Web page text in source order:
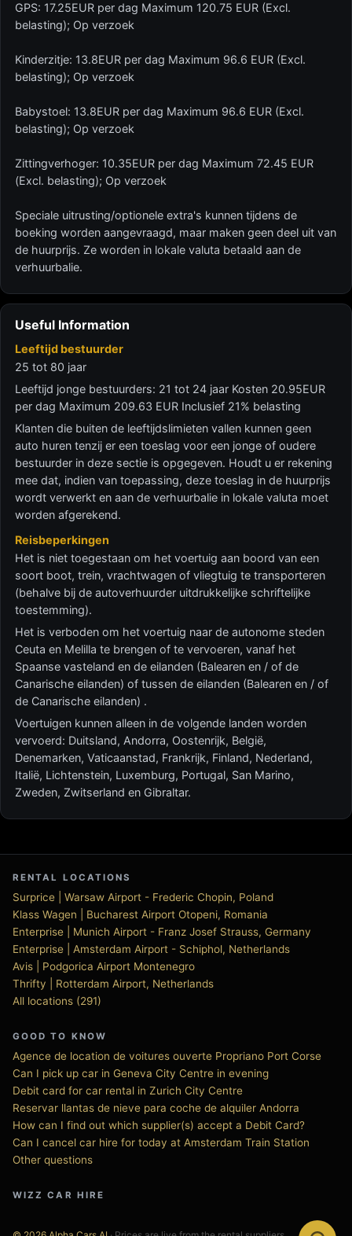
GPS: 17.25EUR per dag Maximum 120.75 EUR (Excl.
belasting); Op verzoek
Kinderzitje: 13.8EUR per dag Maximum 96.6 EUR (Excl.
belasting); Op verzoek
Babystoel: 13.8EUR per dag Maximum 96.6 EUR (Excl.
belasting); Op verzoek
Zittingverhoger: 10.35EUR per dag Maximum 72.45 EUR
(Excl. belasting); Op verzoek
Speciale uitrusting/optionele extra's kunnen tijdens de
boeking worden aangevraagd, maar maken geen deel uit van
de huurprijs. Ze worden in lokale valuta betaald aan de
verhuurbalie.
Useful Information
Leeftijd bestuurder
25 tot 80 jaar
Leeftijd jonge bestuurders: 21 tot 24 jaar Kosten 20.95EUR
per dag Maximum 209.63 EUR Inclusief 21% belasting
Klanten die buiten de leeftijdslimieten vallen kunnen geen
auto huren tenzij er een toeslag voor een jonge of oudere
bestuurder in deze sectie is opgegeven. Houdt u er rekening
mee dat, indien van toepassing, deze toeslag in de huurprijs
wordt verwerkt en aan de verhuurbalie in lokale valuta moet
worden afgerekend.
Reisbeperkingen
Het is niet toegestaan ​​om het voertuig aan boord van een
soort boot, trein, vrachtwagen of vliegtuig te transporteren
(behalve bij de autoverhuurder uitdrukkelijke schriftelijke
toestemming).
Het is verboden om het voertuig naar de autonome steden
Ceuta en Melilla te brengen of te vervoeren, vanaf het
Spaanse vasteland en de eilanden (Balearen en / of de
Canarische eilanden) of tussen de eilanden (Balearen en / of
de Canarische eilanden) .
Voertuigen kunnen alleen in de volgende landen worden
vervoerd: Duitsland, Andorra, Oostenrijk, België,
Denemarken, Vaticaanstad, Frankrijk, Finland, Nederland,
Italië, Lichtenstein, Luxemburg, Portugal, San Marino,
Zweden, Zwitserland en Gibraltar.
RENTAL LOCATIONS
Surprice | Warsaw Airport - Frederic Chopin, Poland
Klass Wagen | Bucharest Airport Otopeni, Romania
Enterprise | Munich Airport - Franz Josef Strauss, Germany
Enterprise | Amsterdam Airport - Schiphol, Netherlands
Avis | Podgorica Airport Montenegro
Thrifty | Rotterdam Airport, Netherlands
All locations (291)
GOOD TO KNOW
Agence de location de voitures ouverte Propriano Port Corse
Can I pick up car in Geneva City Centre in evening
Debit card for car rental in Zurich City Centre
Reservar llantas de nieve para coche de alquiler Andorra
How can I find out which supplier(s) accept a Debit Card?
Can I cancel car hire for today at Amsterdam Train Station
Other questions
WIZZ CAR HIRE